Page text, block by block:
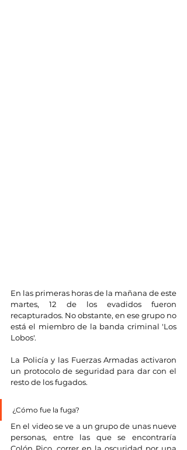
En las primeras horas de la mañana de este
martes, 12
de los evadidos fueron
recapturados. No obstante, en ese grupo no
está el miembro de la banda criminal 'Los
Lobos'.
La Policía y las Fuerzas Armadas activaron
un protocolo de seguridad para dar con el
resto de los fugados.
¿Cómo fue la fuga?
En el video se ve a un grupo de unas nueve
personas, entre las que se encontraría
Colón Pico, correr en la oscuridad por una